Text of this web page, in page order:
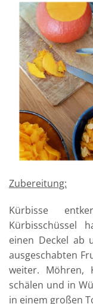
Zubereitung:
Kürbisse
Kürbisschüssel
einen Deckel ab
ausgeschabten
weiter. Möhren,
schälen und in
in einem großen